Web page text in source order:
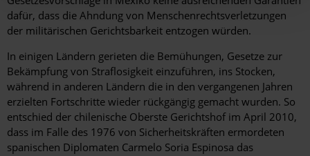
dafür, dass die Ahndung von Menschenrechtsverletzungen
der militärischen Gerichtsbarkeit entzogen würden.
In einigen Ländern gerieten die Bemühungen, Gesetze zur
Bekämpfung von Straflosigkeit einzuführen, ins Stocken,
während in anderen Ländern die in den vergangenen Jahren
erzielten Fortschritte wieder rückgängig gemacht wurden. So
entschied der chilenische Oberste Gerichtshof im April 2010,
dass im Falle des 1976 von Sicherheitskräften ermordeten
spanischen Diplomaten Carmelo Soria Espinosa das